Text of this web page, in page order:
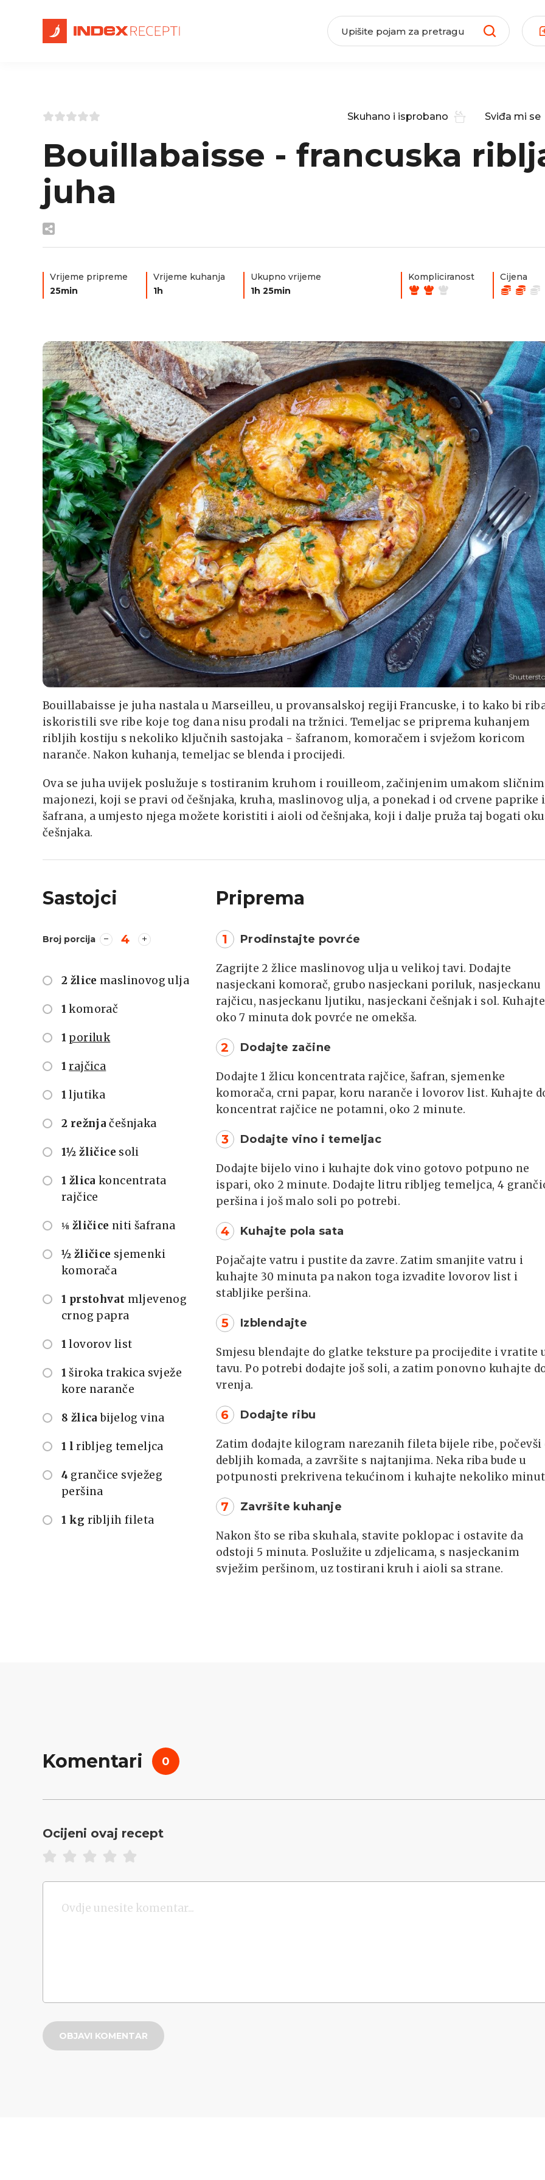
Skuhano i isprobano Sviđa mi se
Bouillabaisse - francuska
juha
Vrijeme pripreme
25min
Vrijeme kuhanja
1h
Ukupno vrijeme
1h 25min
Kompliciranost Cijena
Bouillabaisse je juha nastala u Marseilleu, u provansalskoj regiji Francuske, i to kako bi
iskoristili sve ribe koje tog dana nisu prodali na tržnici. Temeljac se priprema kuhanjem
ribljih kostiju s nekoliko ključnih sastojaka - šafranom, komoračem i svježom koricom
naranče. Nakon kuhanja, temeljac se blenda i procijedi.
Ova se juha uvijek poslužuje s tostiranim kruhom i rouilleom, začinjenim umakom sličnim
majonezi, koji se pravi od češnjaka, kruha, maslinovog ulja, a ponekad i od crvene paprike
šafrana, a umjesto njega možete koristiti i aioli od češnjaka, koji i dalje pruža taj bogati
češnjaka.
Sastojci
Broj porcija 4
2 žlice maslinovog ulja
1 komorač
1 poriluk
1 rajčica
1 ljutika
2 režnja češnjaka
1½ žličice soli
1 žlica koncentrata
rajčice
⅛ žličice niti šafrana
½ žličice sjemenki
komorača
1 prstohvat mljevenog
crnog papra
1 lovorov list
1 široka trakica svježe
kore naranče
8 žlica bijelog vina
1 l ribljeg temeljca
4 grančice svježeg
peršina
1 kg ribljih fileta
Priprema
1 Prodinstajte povrće
Zagrijte 2 žlice maslinovog ulja u velikoj tavi. Dodajte
nasjeckani komorač, grubo nasjeckani poriluk, nasjeckanu
rajčicu, nasjeckanu ljutiku, nasjeckani češnjak i sol. Kuhajte
oko 7 minuta dok povrće ne omekša.
2 Dodajte začine
Dodajte 1 žlicu koncentrata rajčice, šafran, sjemenke
komorača, crni papar, koru naranče i lovorov list. Kuhajte
koncentrat rajčice ne potamni, oko 2 minute.
3 Dodajte vino i temeljac
Dodajte bijelo vino i kuhajte dok vino gotovo potpuno ne
ispari, oko 2 minute. Dodajte litru ribljeg temeljca, 4
peršina i još malo soli po potrebi.
4 Kuhajte pola sata
Pojačajte vatru i pustite da zavre. Zatim smanjite vatru i
kuhajte 30 minuta pa nakon toga izvadite lovorov list i
stabljike peršina.
5 Izblendajte
Smjesu blendajte do glatke teksture pa procijedite i vratite
tavu. Po potrebi dodajte još soli, a zatim ponovno kuhajte
vrenja.
6 Dodajte ribu
Zatim dodajte kilogram narezanih fileta bijele ribe, počevši
debljih komada, a završite s najtanjima. Neka riba bude u
potpunosti prekrivena tekućinom i kuhajte nekoliko
7 Završite kuhanje
Nakon što se riba skuhala, stavite poklopac i ostavite da
odstoji 5 minuta. Poslužite u zdjelicama, s nasjeckanim
svježim peršinom, uz tostirani kruh i aioli sa strane.
Komentari 0
Ocijeni ovaj recept
OBJAVI KOMENTAR